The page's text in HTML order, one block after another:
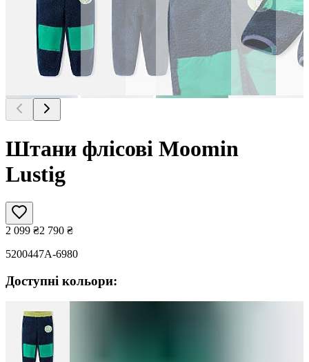
Штани флісові Moomin
Lustig
2 099 ₴2 790 ₴
5200447A-6980
Доступні кольори: